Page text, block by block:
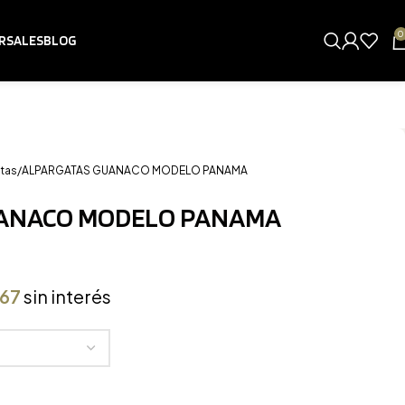
BLOG 0
ALPARGATAS GUANACO MODELO PANAMA
MODELO PANAMA
sin interés